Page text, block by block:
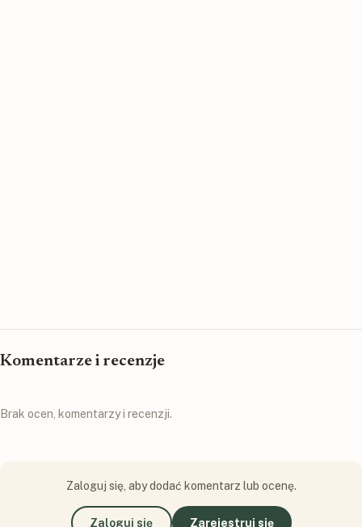
Komentarze i recenzje
Brak ocen, komentarzy i recenzji.
Zaloguj się, aby dodać komentarz lub ocenę.
Zaloguj się Zarejestruj się